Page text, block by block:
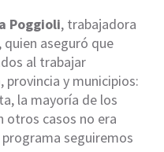
Poggioli, trabajadora
aseguró que
al trabajar
y municipios:
la mayoría de los
otros casos no era
seguiremos